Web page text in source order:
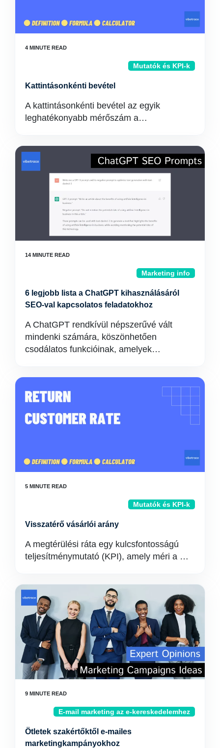
Mutatók és KPI-k
Kattintásonkénti bevétel
A kattintásonkénti bevétel az egyik
leghatékonyabb mérőszám a…
Marketing info
6 legjobb lista a ChatGPT kihasználásáról
SEO-val kapcsolatos feladatokhoz
A ChatGPT rendkívül népszerűvé vált
mindenki számára, köszönhetően
csodálatos funkcióinak, amelyek…
Mutatók és KPI-k
Visszatérő vásárlói arány
A megtérülési ráta egy kulcsfontosságú
teljesítménymutató (KPI), amely méri a …
E-mail marketing az e-kereskedelemhez
Ötletek szakértőktől e-mailes
marketingkampányokhoz